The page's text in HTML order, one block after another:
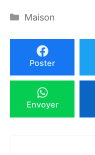
Catégories
Maison
Poster
Envoyer